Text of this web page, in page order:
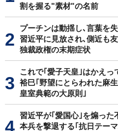
割を握る"素材"の名前
プーチンは動揺し､言葉を
習近平に見放され､側近も
独裁政権の末期症状
これで｢愛子天皇｣はかえ
裕巳｢野望にとらわれた麻
皇室典範の大原則｣
習近平が｢愛国心｣を煽っ
本兵を撃退する｢抗日テー